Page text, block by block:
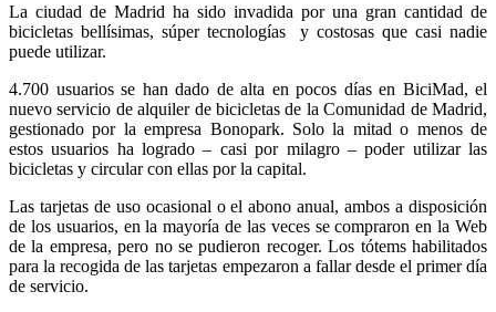
La ciudad de Madrid ha sido invadida por una gran cantidad de
bicicletas bellísimas, súper tecnologías y costosas que casi nadie
puede utilizar.
4.700 usuarios se han dado de alta en pocos días en BiciMad, el
nuevo servicio de alquiler de bicicletas de la Comunidad de Madrid,
gestionado por la empresa Bonopark. Solo la mitad o menos de
estos usuarios ha logrado – casi por milagro – poder utilizar las
bicicletas y circular con ellas por la capital.
Las tarjetas de uso ocasional o el abono anual, ambos a disposición
de los usuarios, en la mayoría de las veces se compraron en la Web
de la empresa, pero no se pudieron recoger. Los tótems habilitados
para la recogida de las tarjetas empezaron a fallar desde el primer día
de servicio.